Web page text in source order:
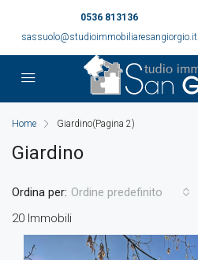
0536 813136
sassuolo@studioimmobiliaresangiorgio.it
Home Giardino(Pagina 2)
Giardino
20 Immobili
Ordina per: Ordine predefinito